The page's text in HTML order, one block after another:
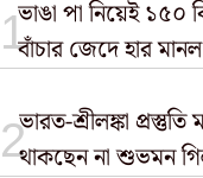
ভাঙা পা নিয়েই ১৫০
বাঁচার জেদে হার মানল
ভারত-শ্রীলঙ্কা
থাকছেন না শুভমন